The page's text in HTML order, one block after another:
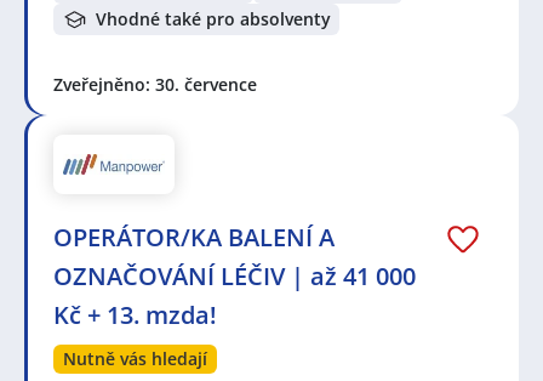
Vhodné také pro absolventy
Zveřejněno: 30. července
OPERÁTOR/KA BALENÍ A
OZNAČOVÁNÍ LÉČIV | až 41 000
Kč + 13. mzda!
Nutně vás hledají